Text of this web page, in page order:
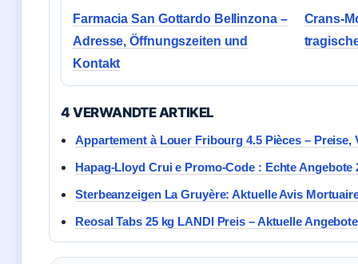
Farmacia San Gottardo Bellinzona –
Adresse, Öffnungszeiten und
Kontakt
Crans-
4 VERWANDTE ARTIKEL
Appartement à Louer Fribourg 4.5 Pièces – Preise,
Hapag-Lloyd Crui e Promo-Code : Echte Angebote
Sterbeanzeigen La Gruyère: Aktuelle Avis
Reosal Tabs 25 kg LANDI Preis – Aktuelle